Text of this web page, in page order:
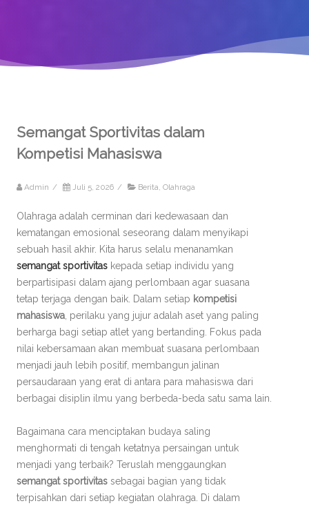
Semangat Sportivitas dalam
Kompetisi Mahasiswa
Admin / Juli 5, 2026 / Berita, Olahraga
Olahraga adalah cerminan dari kedewasaan dan
kematangan emosional seseorang dalam menyikapi
sebuah hasil akhir. Kita harus selalu menanamkan
semangat sportivitas kepada setiap individu yang
berpartisipasi dalam ajang perlombaan agar suasana
tetap terjaga dengan baik. Dalam setiap kompetisi
mahasiswa , perilaku yang jujur adalah aset yang paling
berharga bagi setiap atlet yang bertanding. Fokus pada
nilai kebersamaan akan membuat suasana perlombaan
menjadi jauh lebih positif, membangun jalinan
persaudaraan yang erat di antara para mahasiswa dari
berbagai disiplin ilmu yang berbeda-beda satu sama lain.
Bagaimana cara menciptakan budaya saling
menghormati di tengah ketatnya persaingan untuk
menjadi yang terbaik? Teruslah menggaungkan
semangat sportivitas sebagai bagian yang tidak
terpisahkan dari setiap kegiatan olahraga. Di dalam